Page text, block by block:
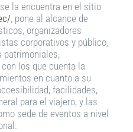
la encuentra en el sitio
, pone al alcance de
organizadores
corporativos y público,
patrimoniales,
los que cuenta la
en cuanto a su
facilidades,
para el viajero, y las
sede de eventos a nivel